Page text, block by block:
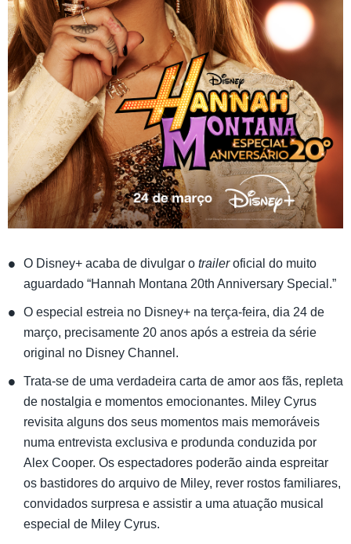
O Disney+ acaba de divulgar o traileroficial do muito
aguardado “Hannah Montana 20th Anniversary Special.”
O especial estreia no Disney+ na terça-feira, dia 24 de
março, precisamente 20 anos após a estreia da série
original no Disney Channel.
Trata-se de uma verdadeira carta de amor aos fãs, repleta
de nostalgia e momentos emocionantes. Miley Cyrus
revisita alguns dos seus momentos mais memoráveis
numa entrevista exclusiva e produnda conduzida por
Alex Cooper. Os espectadores poderão ainda espreitar
os bastidores do arquivo de Miley, rever rostos familiares,
convidados surpresa e assistir a uma atuação musical
especial de Miley Cyrus.